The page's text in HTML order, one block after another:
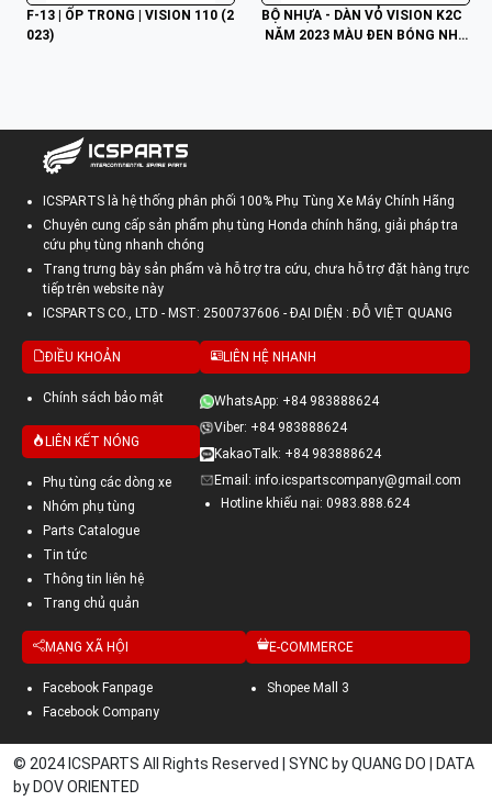
F-13 | ỐP TRONG | VISION 110 (2
023)
BỘ NHỰA - DÀN VỎ VISION K2C
NĂM 2023 MÀU ĐEN BÓNG NHB
ICSPARTS là hệ thống phân phối 100% Phụ Tùng Xe Máy Chính Hãng
Chuyên cung cấp sản phẩm phụ tùng Honda chính hãng, giải pháp tra
cứu phụ tùng nhanh chóng
Trang trưng bày sản phẩm và hỗ trợ tra cứu, chưa hỗ trợ đặt hàng trực
tiếp trên website này
ICSPARTS CO., LTD - MST: 2500737606 - ĐẠI DIỆN : ĐỖ VIỆT QUANG
ĐIỀU KHOẢN
Chính sách bảo mật
LIÊN KẾT NÓNG
Phụ tùng các dòng xe
Nhóm phụ tùng
Parts Catalogue
Tin tức
Thông tin liên hệ
Trang chủ quản
LIÊN HỆ NHANH
WhatsApp: +84 983888624
Viber: +84 983888624
KakaoTalk: +84 983888624
Email: info.icspartscompany@gmail.com
Hotline khiếu nại: 0983.888.624
MẠNG XÃ HỘI
Facebook Fanpage
Facebook Company
E-COMMERCE
Shopee Mall 3
© 2024 ICSPARTS All Rights Reserved | SYNC by QUANG DO | DATA
by DOV ORIENTED